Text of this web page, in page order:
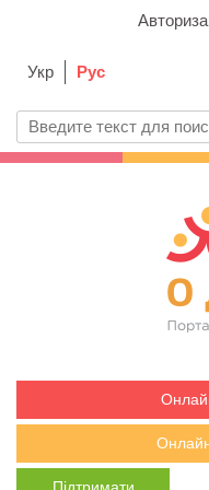
Укр Рус